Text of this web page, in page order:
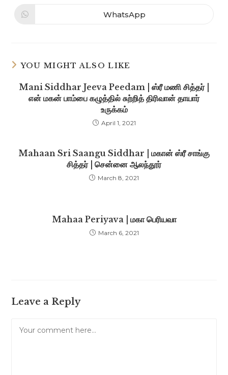
WhatsApp
YOU MIGHT ALSO LIKE
Mani Siddhar Jeeva Peedam | ஸ்ரீ மணி சித்தர் |
என் மகன் பாம்பை கழுத்தில் சுற்றித் திரிவான் தாயார்
உருக்கம்
April 1, 2021
Mahaan Sri Saangu Siddhar | மகான் ஸ்ரீ சாங்கு
சித்தர் | சென்னை ஆலந்தூர்
March 8, 2021
Mahaa Periyava | மகா பெரியவா
March 6, 2021
Leave a Reply